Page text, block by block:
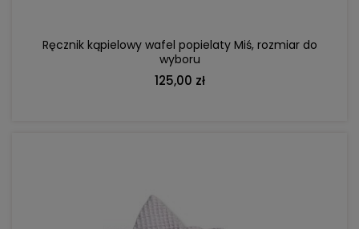
Ręcznik kąpielowy wafel popielaty Miś, rozmiar do
wyboru
125,00 zł